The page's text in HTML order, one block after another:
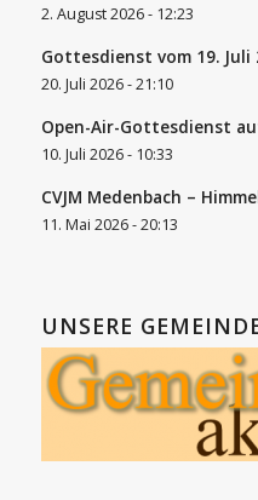
2. August 2026 - 12:23
Gottesdienst vom 19. Juli
20. Juli 2026 - 21:10
Open-Air-Gottesdienst
10. Juli 2026 - 10:33
CVJM Medenbach –
11. Mai 2026 - 20:13
UNSERE